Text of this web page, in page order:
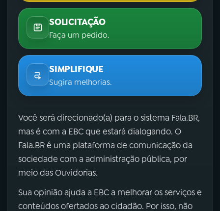
SOLICITAÇÃO
Faça um pedido.
SIMPLIFIQUE
Sugira melhorias.
Você será direcionado(a) para o sistema Fala.BR,
mas é com a EBC que estará dialogando. O
Fala.BR é uma plataforma de comunicação da
sociedade com a administração pública, por
meio das Ouvidorias.
Sua opinião ajuda a EBC a melhorar os serviços e
conteúdos ofertados ao cidadão. Por isso, não